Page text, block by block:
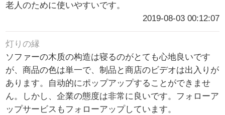
老人のために使いやすいです。
2019-08-03 00:12:07
灯りの縁
ソファーの木质の构造は寝るのがとても心地良いです
が、商品の色は単一で、制品と商店のビデオは出入りが
あります。自动的にポップアップすることができませ
ん。しかし、企業の態度は非常に良いです。フォローア
ップサービスもフォローアップしています。